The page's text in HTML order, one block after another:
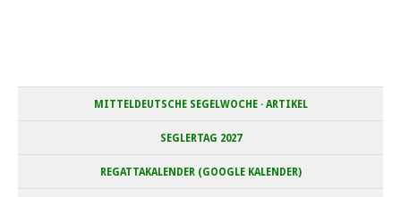
MITTELDEUTSCHE SEGELWOCHE · ARTIKEL
SEGLERTAG 2027
REGATTAKALENDER (GOOGLE KALENDER)